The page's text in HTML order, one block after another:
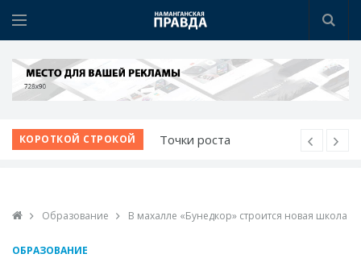
КОРОТКОЙ СТРОКОЙ
Точки роста
продолжаются
Образование В махалле «Бунедкор» строится новая школа
ОБРАЗОВАНИЕ